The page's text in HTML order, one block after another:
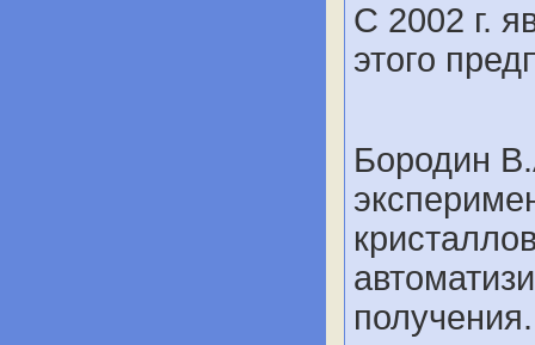
С 2002 г.
этого
Бородин
получения.